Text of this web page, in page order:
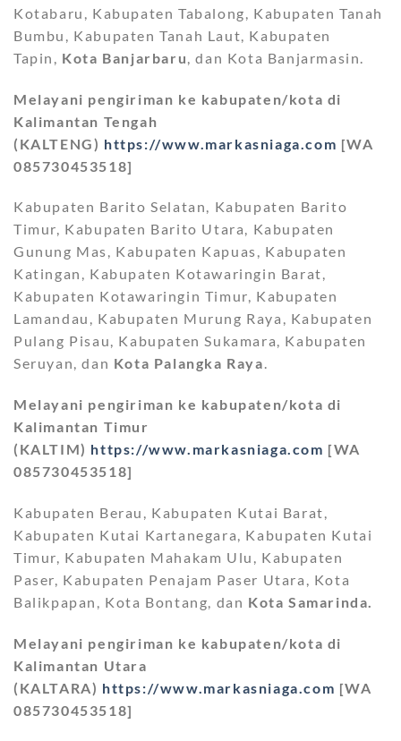
Kotabaru, Kabupaten Tabalong, Kabupaten Tanah
Bumbu, Kabupaten Tanah Laut, Kabupaten
Tapin, Kota Banjarbaru, dan Kota Banjarmasin.
Melayani pengiriman ke kabupaten/kota di
Kalimantan Tengah
(KALTENG) https://www.markasniaga.com [WA
085730453518]
Kabupaten Barito Selatan, Kabupaten Barito
Timur, Kabupaten Barito Utara, Kabupaten
Gunung Mas, Kabupaten Kapuas, Kabupaten
Katingan, Kabupaten Kotawaringin Barat,
Kabupaten Kotawaringin Timur, Kabupaten
Lamandau, Kabupaten Murung Raya, Kabupaten
Pulang Pisau, Kabupaten Sukamara, Kabupaten
Seruyan, dan Kota Palangka Raya.
Melayani pengiriman ke kabupaten/kota di
Kalimantan Timur
(KALTIM) https://www.markasniaga.com [WA
085730453518]
Kabupaten Berau, Kabupaten Kutai Barat,
Kabupaten Kutai Kartanegara, Kabupaten Kutai
Timur, Kabupaten Mahakam Ulu, Kabupaten
Paser, Kabupaten Penajam Paser Utara, Kota
Balikpapan, Kota Bontang, dan Kota Samarinda.
Melayani pengiriman ke kabupaten/kota di
Kalimantan Utara
(KALTARA) https://www.markasniaga.com [WA
085730453518]